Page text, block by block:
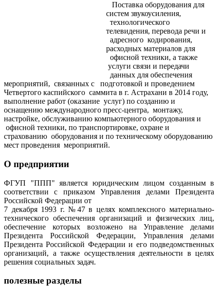
Поставка оборудования для
систем звукоусиления,
технологического
телевидения, перевода речи и
адресного кодирования,
расходных материалов для
офисной техники, а также
услуги связи и передачи
данных для обеспечения
мероприятий, связанных с подготовкой и проведением
Четвертого каспийского саммита в г. Астрахани в 2014 году,
выполнение работ (оказание услуг) по созданию и
оснащению международного пресс-центра, монтажу,
настройке, обслуживанию компьютерного оборудования и
офисной техники, по транспортировке, охране и
страхованию оборудования и по техническому оборудованию
мест проведения мероприятий.
О предприятии
ФГУП "ППП" является юридическим лицом созданным в
соответствии с приказом Управления делами Президента
Российской Федерации от
7 декабря 1993 г. №47 в целях комплексного материально-
технического обеспечения организаций и физических лиц,
обеспечение которых возложено на Управление делами
Президента Российской Федерации, Управления делами
Президента Российской Федерации и его подведомственных
организаций, а также осуществления деятельности в целях
решения социальных задач.
полезные разделы